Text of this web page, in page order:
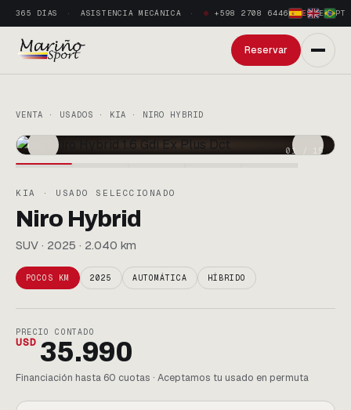
365 DÍAS ASISTENCIA MECÁNICA +598 2708 6446 ES
· EN
· PT
Reservar
VENTA · USADOS · KIA · NIRO HYBRID
01 15
KIA · USADO SELECCIONADO
Niro Hybrid
SUV · 2025 · 2.040 km
POCOS KM 2025 AUTOMÁTICA HÍBRIDO
PRECIO CONTADO
USD 35.990
Financiación hasta 60 cuotas · Aceptamos tu usado en permuta